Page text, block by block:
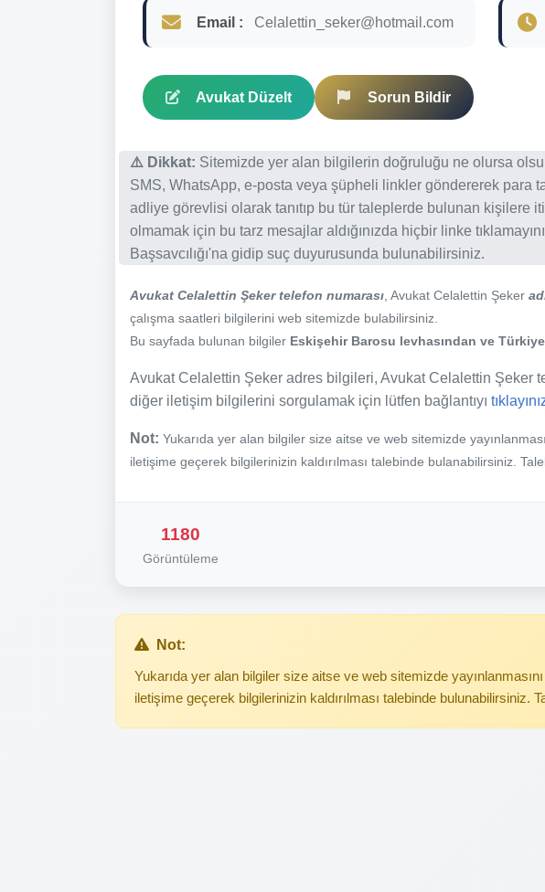
Email : Celalettin_seker@hotmail.com
Avukat Düzelt Sorun Bildir
⚠️ Dikkat: Sitemizde yer alan bilgilerin doğruluğu ne olursa
SMS, WhatsApp, e-posta veya şüpheli linkler göndererek para
adliye görevlisi olarak tanıtıp bu tür taleplerde bulunan kişilere
olmamak için bu tarz mesajlar aldığınızda hiçbir linke
Başsavcılığı'na gidip suç duyurusunda bulunabilirsiniz.
Avukat Celalettin Şeker telefon numarası , Avukat Celalettin Şeker
çalışma saatleri bilgilerini web sitemizde bulabilirsiniz.
Bu sayfada bulunan bilgiler Eskişehir Barosu levhasından ve
Avukat Celalettin Şeker adres bilgileri, Avukat Celalettin Şeker
diğer iletişim bilgilerini sorgulamak için lütfen bağlantıyı
Not: Yukarıda yer alan bilgiler size aitse ve web sitemizde
iletişime geçerek bilgilerinizin kaldırılması talebinde bulanabilirsiniz.
1180
Görüntüleme
Not:
Yukarıda yer alan bilgiler size aitse ve web sitemizde
iletişime geçerek bilgilerinizin kaldırılması talebinde bulunabilirsiniz.